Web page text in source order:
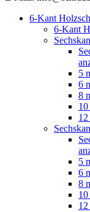
6-Kant
6-Kant
5
6
8
5
6
8